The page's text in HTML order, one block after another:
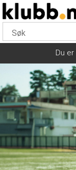
Du er